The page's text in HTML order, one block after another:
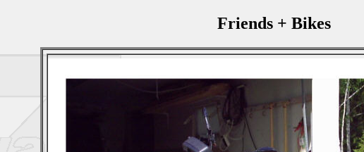
Friends + Bikes